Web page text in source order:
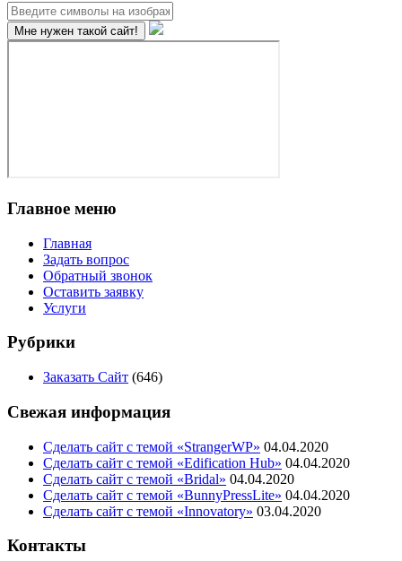
Главное меню
Главная
Задать вопрос
Обратный звонок
Оставить заявку
Услуги
Рубрики
Заказать Сайт (646)
Свежая информация
Сделать сайт с темой «StrangerWP» 04.04.2020
Сделать сайт с темой «Edification Hub» 04.04.2020
Сделать сайт с темой «Bridal» 04.04.2020
Сделать сайт с темой «BunnyPressLite» 04.04.2020
Сделать сайт с темой «Innovatory» 03.04.2020
Контакты